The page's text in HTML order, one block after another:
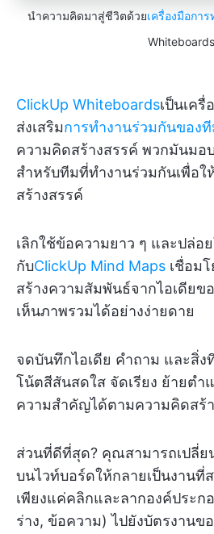
นำความคิดมาสู่ชีวิตด้วยเครื่องมือกา
Whiteboards
ClickUp Whiteboardsเป็นเค
ส่งเสริมการทำงานร่วมกันของ
ความคิดสร้างสรรค์ พวกมันมอ
สำหรับทีมที่ทำงานร่วมกันเพื่อใ
สร้างสรรค์
เลิกใช้ข้อความยาว ๆ และปล่อ
กับClickUp Mind Maps เชื่อม
สร้างความสัมพันธ์จากไอเดียข
เห็นภาพรวมได้อย่างง่ายดาย
จดบันทึกไอเดีย คำถาม และสิ่ง
โน้ตสีสันสดใส จัดเรียง ย้ายตำ
ความสำคัญได้ตามความคิดสร้
ส่วนที่ดีที่สุด? คุณสามารถเปลี่ย
บนไวท์บอร์ดให้กลายเป็นงานที่
เพียงแค่คลิกและลากองค์ประก
ร่าง, ข้อความ) ไปยังบัตรงานข